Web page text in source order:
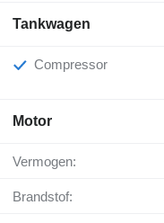
Tankwagen
Compressor
Motor
Vermogen:
Brandstof: